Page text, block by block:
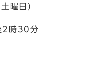
曜日)
時30分